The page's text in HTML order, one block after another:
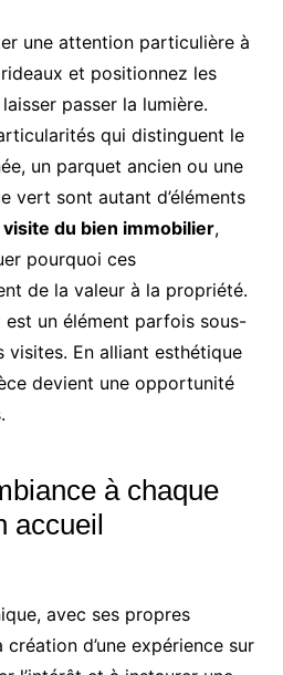
une attention particulière à
rideaux et positionnez les
passer la lumière.
qui distinguent le
un parquet ancien ou une
vert sont autant d’éléments
visite du bien immobilier,
pourquoi ces
de la valeur à la propriété.
est un élément parfois sous-
visites. En alliant esthétique
devient une opportunité
à chaque
accueil
avec ses propres
d’une expérience sur